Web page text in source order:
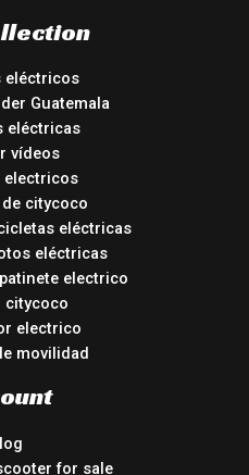
eléctricos
Guatemala
eléctricas
vídeos
electricos
citycoco
eléctricas
eléctricas
electrico
citycoco
electrico
movilidad
for sale